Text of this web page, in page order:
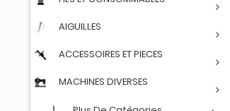
AIGUILLES
ACCESSOIRES ET PIECES
MACHINES DIVERSES